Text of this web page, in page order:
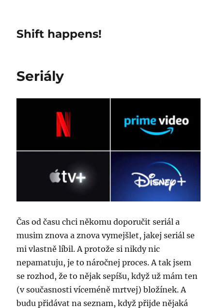
Shift happens!
Seriály
Čas od času chci někomu doporučit seriál a
musim znova a znova vymejšlet, jakej seriál se
mi vlastně líbil. A protože si nikdy nic
nepamatuju, je to náročnej proces. A tak jsem
se rozhod, že to nějak sepíšu, když už mám ten
(v současnosti víceméně mrtvej) bložínek. A
budu přidávat na seznam, když přijde nějaká